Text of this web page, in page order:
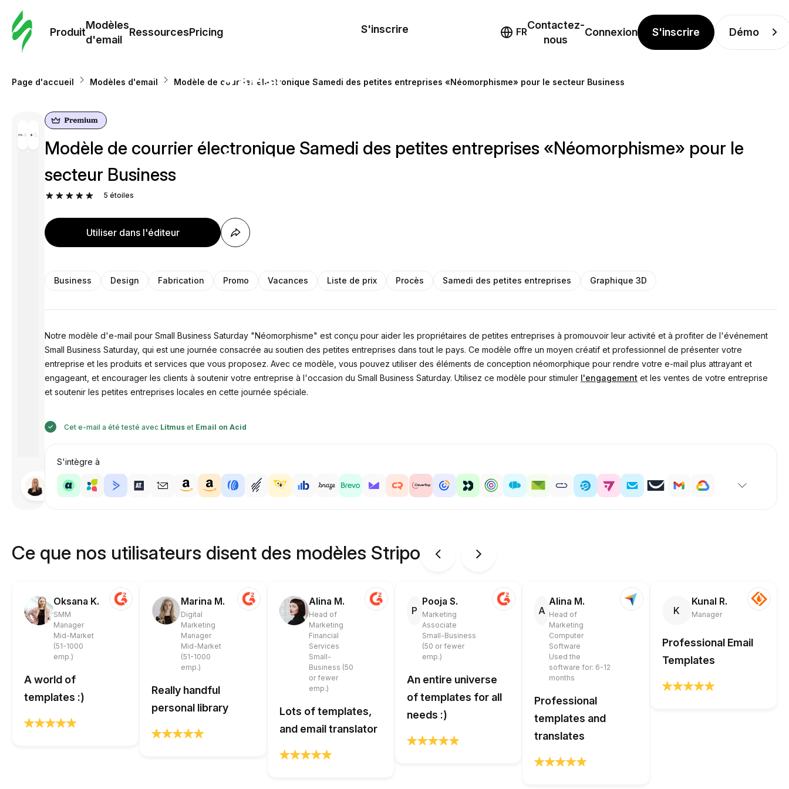
Produit
Modèles
d'email
RessourcesPricing
d'email
Pricing
S'inscrire FR
Contactez-
nous
Connexion S'inscrire Démo
Page d'accueil Modèles d'email Modèle de courrier électronique Samedi des petites entreprises «Néomorphisme» pour le secteur Business
Conçu par
Anastasiia
Modèle de courrier électronique Samedi des petites entreprises «Néomorphisme» pour le
secteur Business
5 étoiles
Utiliser dans l'éditeur
Business Design Fabrication Promo Vacances Liste de prix Procès Samedi des petites entreprises Graphique 3D
Notre modèle d'e-mail pour Small Business Saturday "Néomorphisme" est conçu pour aider les propriétaires de petites entreprises à promouvoir leur activité et à profiter de l'événement
Small Business Saturday, qui est une journée consacrée au soutien des petites entreprises dans tout le pays. Ce modèle offre un moyen créatif et professionnel de présenter votre
entreprise et les produits et services que vous proposez. Avec ce modèle, vous pouvez utiliser des éléments de conception néomorphique pour rendre votre e-mail plus attrayant et
engageant, et encourager les clients à soutenir votre entreprise à l'occasion du Small Business Saturday. Utilisez ce modèle pour stimuler l'engagement et les ventes de votre entreprise
et soutenir les petites entreprises locales en cette journée spéciale.
Cet e-mail a été testé avec Litmus et Email on Acid
S'intègre à
Ce que nos utilisateurs disent des modèles Stripo
Oksana K.
SMM
Manager
Mid-Market
(51-1000
emp.)
A world of
templates :)
Marina M.
Digital
Marketing
Manager
Mid-Market
(51-1000
emp.)
Really handful
personal library
Alina M.
Head of
Marketing
Financial
Services
Small-
Business (50
or fewer
emp.)
Lots of templates,
and email translator
P
Pooja S.
Marketing
Associate
Small-Business
(50 or fewer
emp.)
An entire universe
of templates for all
needs :)
A
Alina M.
Head of
Marketing
Computer
Software
Used the
software for: 6-12
months
Professional
templates and
translates
K
Kunal R.
Manager
Professional Email
Templates